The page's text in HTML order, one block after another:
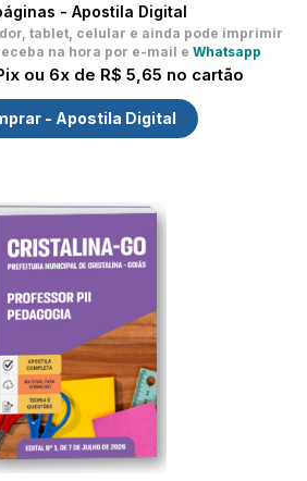
- Apostila Digital
tablet, celular e ainda pode imprimir
na hora por e-mail e Whatsapp
ou 6x de R$ 5,65 no cartão
- Apostila Digital